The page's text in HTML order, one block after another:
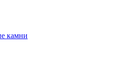
камни